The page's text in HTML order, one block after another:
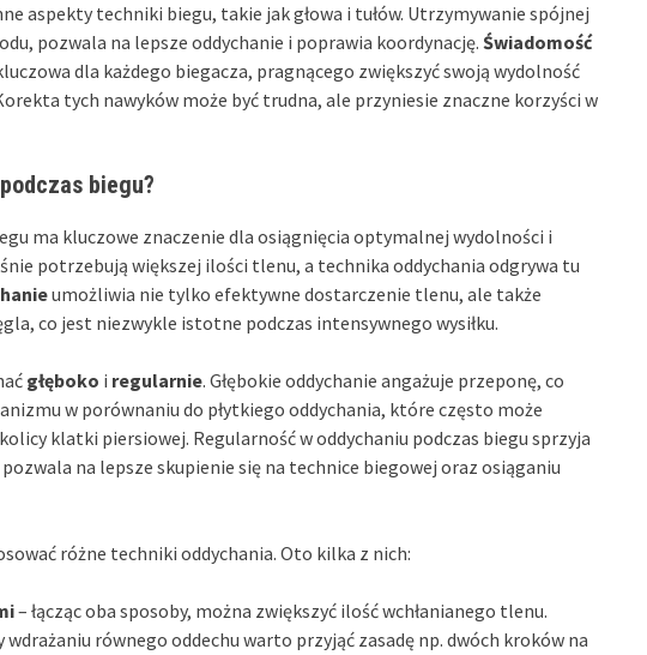
aspekty techniki biegu, takie jak głowa i tułów. Utrzymywanie spójnej
pozwala na lepsze oddychanie i poprawia koordynację. Świadomość
dla każdego biegacza, pragnącego zwiększyć swoją wydolność
tych nawyków może być trudna, ale przyniesie znaczne korzyści w
biegu?
ma kluczowe znaczenie dla osiągnięcia optymalnej wydolności i
potrzebują większej ilości tlenu, a technika oddychania odgrywa tu
umożliwia nie tylko efektywne dostarczenie tlenu, ale także
co jest niezwykle istotne podczas intensywnego wysiłku.
głęboko i regularnie. Głębokie oddychanie angażuje przeponę, co
w porównaniu do płytkiego oddychania, które często może
klatki piersiowej. Regularność w oddychaniu podczas biegu sprzyja
na lepsze skupienie się na technice biegowej oraz osiąganiu
różne techniki oddychania. Oto kilka z nich:
– łącząc oba sposoby, można zwiększyć ilość wchłanianego tlenu.
wdrażaniu równego oddechu warto przyjąć zasadę np. dwóch kroków na